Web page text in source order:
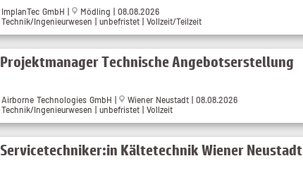
ImplanTec GmbH |
Mödling | 08.08.2026
Technik/Ingenieurwesen | unbefristet | Vollzeit/Teilzeit
Projektmanager Technische Angebotserstellung
Airborne Technologies GmbH |
Wiener Neustadt | 08.08.2026
Technik/Ingenieurwesen | unbefristet | Vollzeit
Servicetechniker:in Kältetechnik Wiener Neustadt